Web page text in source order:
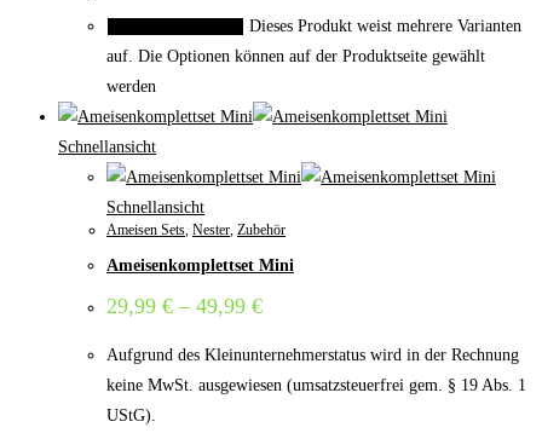
Dieses Produkt weist mehrere Varianten
auf. Die Optionen können auf der Produktseite gewählt
werden
Schnellansicht
Schnellansicht
Ameisen Sets Nester Zubehör
Ameisenkomplettset Mini
29,99 € – 49,99 €
Aufgrund des Kleinunternehmerstatus wird in der Rechnung
keine MwSt. ausgewiesen (umsatzsteuerfrei gem. § 19 Abs. 1
UStG).